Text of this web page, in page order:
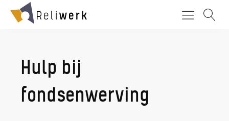
Hulp bij
fondsenwerving